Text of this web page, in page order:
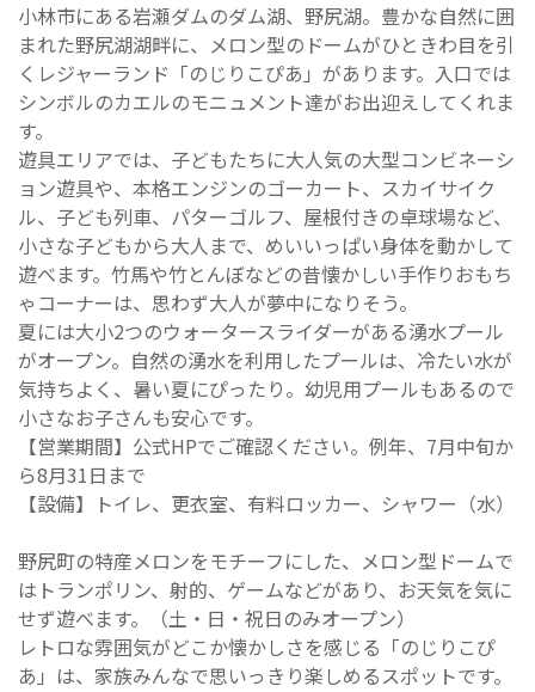
小林市にある岩瀬ダムのダム湖、野尻湖。豊かな自然に囲
まれた野尻湖湖畔に、メロン型のドームがひときわ目を引
くレジャーランド「のじりこぴあ」があります。入口では
シンボルのカエルのモニュメント達がお出迎えしてくれま
す。
遊具エリアでは、子どもたちに大人気の大型コンビネーシ
ョン遊具や、本格エンジンのゴーカート、スカイサイク
ル、子ども列車、パターゴルフ、屋根付きの卓球場など、
小さな子どもから大人まで、めいいっぱい身体を動かして
遊べます。竹馬や竹とんぼなどの昔懐かしい手作りおもち
ゃコーナーは、思わず大人が夢中になりそう。
夏には大小2つのウォータースライダーがある湧水プール
がオープン。自然の湧水を利用したプールは、冷たい水が
気持ちよく、暑い夏にぴったり。幼児用プールもあるので
小さなお子さんも安心です。
【営業期間】公式HPでご確認ください。例年、7月中旬か
ら8月31日まで
【設備】トイレ、更衣室、有料ロッカー、シャワー（水）
野尻町の特産メロンをモチーフにした、メロン型ドームで
はトランポリン、射的、ゲームなどがあり、お天気を気に
せず遊べます。（土・日・祝日のみオープン）
レトロな雰囲気がどこか懐かしさを感じる「のじりこぴ
あ」は、家族みんなで思いっきり楽しめるスポットです。